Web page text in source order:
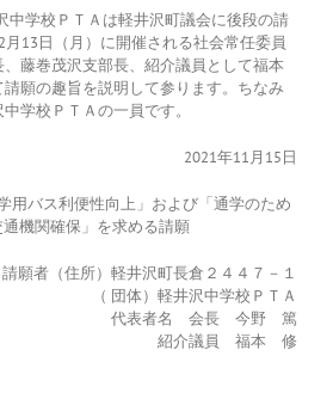
中学校ＰＴＡは軽井沢町議会に後段の請
13日（月）に開催される社会常任委員
藤巻茂沢支部長、紹介議員として福本
願の趣旨を説明して参ります。ちなみ
学校ＰＴＡの一員です。
2021年11月15日
用バス利便性向上」および「通学のため
機関確保」を求める請願
請願者（住所）軽井沢町長倉２４４７－１
（ 団体）軽井沢中学校ＰＴＡ
代表者名 会長 今野 篤
紹介議員 福本 修